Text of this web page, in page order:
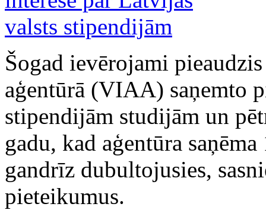
Šogad ievērojami
aģentūrā (VIAA) saņemto
stipendijām studijām un
gadu, kad aģentūra
gandrīz dubultojusies,
pieteikumus.